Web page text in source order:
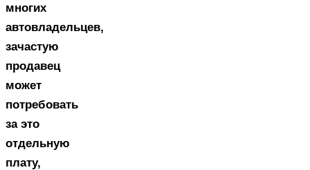
многих
автовладельцев,
зачастую
продавец
может
потребовать
за это
отдельную
плату,